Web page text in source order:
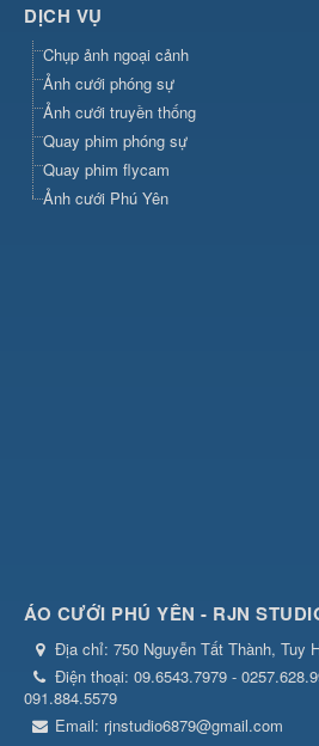
DỊCH VỤ
Chụp ảnh ngoại cảnh
Ảnh cưới phóng sự
Ảnh cưới truyền thống
Quay phim phóng sự
Quay phim flycam
Ảnh cưới Phú Yên
ÁO CƯỚI PHÚ YÊN - RJN
Địa chỉ: 750 Nguyễn Tất Thành, Tuy
Điện thoại: 09.6543.7979 -
091.884.5579
Email: rjnstudio6879@gmail.com